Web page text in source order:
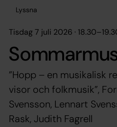
Lyssna
tisdag 7 juli 2026 · 18.30–
”Hopp – en musikalisk
visor och folkmusik”,
Svensson, Lennart
Rask, Judith Fagrell